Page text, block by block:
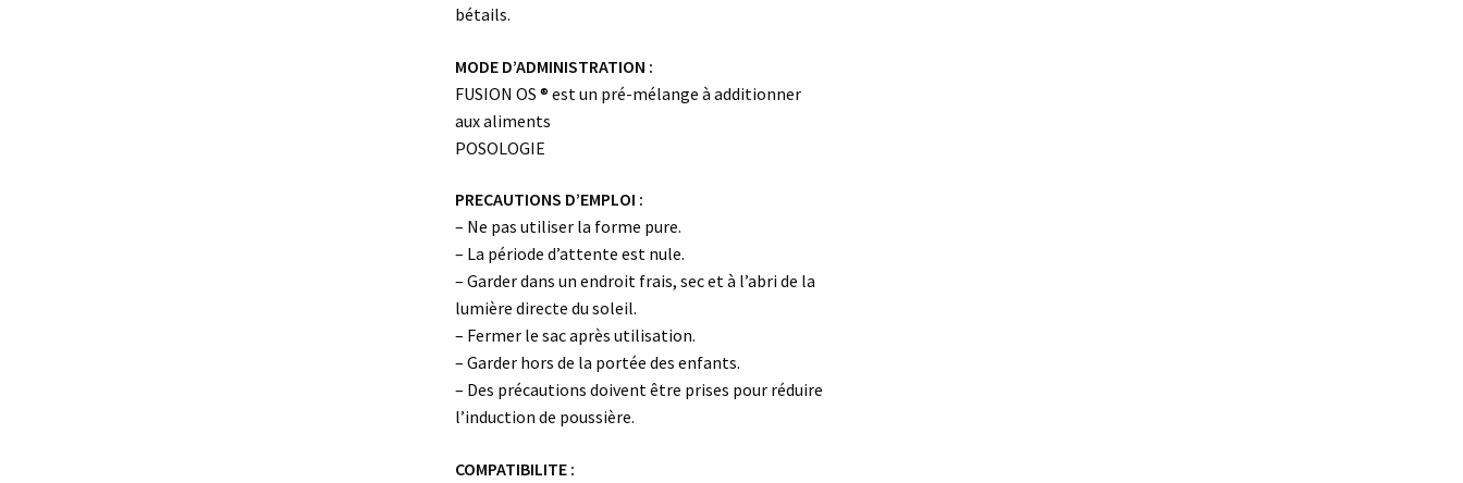
bétails.
MODE D’ADMINISTRATION :
FUSION OS ® est un pré-mélange à additionner
aux aliments
POSOLOGIE
PRECAUTIONS D’EMPLOI :
– Ne pas utiliser la forme pure.
– La période d’attente est nule.
– Garder dans un endroit frais, sec et à l’abri de la
lumière directe du soleil.
– Fermer le sac après utilisation.
– Garder hors de la portée des enfants.
– Des précautions doivent être prises pour réduire
l’induction de poussière.
COMPATIBILITE :